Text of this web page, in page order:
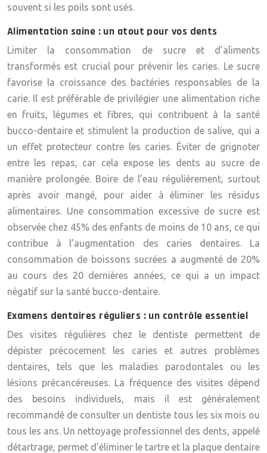
souvent si les poils sont usés.
Alimentation saine : un atout pour vos dents
Limiter la consommation de sucre et d’aliments
transformés est crucial pour prévenir les caries. Le sucre
favorise la croissance des bactéries responsables de la
carie. Il est préférable de privilégier une alimentation riche
en fruits, légumes et fibres, qui contribuent à la santé
bucco-dentaire et stimulent la production de salive, qui a
un effet protecteur contre les caries. Éviter de grignoter
entre les repas, car cela expose les dents au sucre de
manière prolongée. Boire de l’eau régulièrement, surtout
après avoir mangé, pour aider à éliminer les résidus
alimentaires. Une consommation excessive de sucre est
observée chez 45% des enfants de moins de 10 ans, ce qui
contribue à l’augmentation des caries dentaires. La
consommation de boissons sucrées a augmenté de 20%
au cours des 20 dernières années, ce qui a un impact
négatif sur la santé bucco-dentaire.
Examens dentaires réguliers : un contrôle essentiel
Des visites régulières chez le dentiste permettent de
dépister précocement les caries et autres problèmes
dentaires, tels que les maladies parodontales ou les
lésions précancéreuses. La fréquence des visites dépend
des besoins individuels, mais il est généralement
recommandé de consulter un dentiste tous les six mois ou
tous les ans. Un nettoyage professionnel des dents, appelé
détartrage, permet d’éliminer le tartre et la plaque dentaire